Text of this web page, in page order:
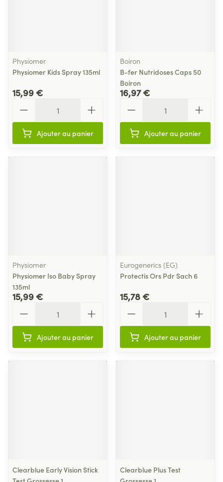
Physiomer
Physiomer Kids Spray 135ml
15,99 €
Ajouter au panier
Boiron
B-fer Nutridoses Caps 50
Boiron
16,97 €
Ajouter au panier
Physiomer
Physiomer Iso Baby Spray
135ml
15,99 €
Ajouter au panier
Eurogenerics (EG)
Protectis Ors Pdr Sach 6
15,78 €
Ajouter au panier
Clearblue Early Vision Stick
Clearblue Plus Test